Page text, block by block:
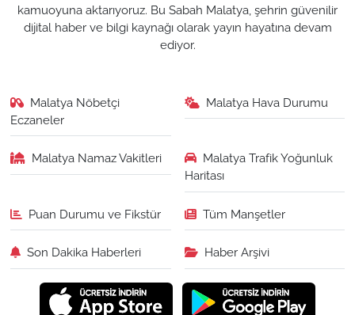
kamuoyuna aktarıyoruz. Bu Sabah Malatya, şehrin güvenilir
dijital haber ve bilgi kaynağı olarak yayın hayatına devam
ediyor.
Malatya Nöbetçi
Eczaneler
Malatya Hava Durumu
Malatya Namaz Vakitleri
Malatya Trafik Yoğunluk
Haritası
Puan Durumu ve Fikstür Tüm Manşetler
Son Dakika Haberleri Haber Arşivi